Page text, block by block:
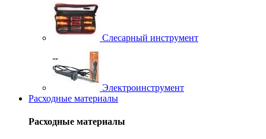
Слесарный инструмент
Электроинструмент
Расходные материалы
Расходные материалы